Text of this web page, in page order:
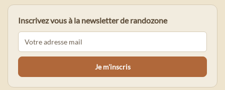
Inscrivez vous à la newsletter de randozone